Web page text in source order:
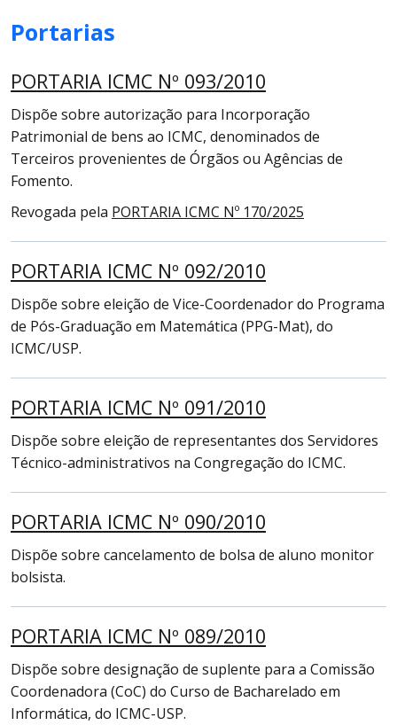
Portarias
PORTARIA ICMC Nº 093/2010
Dispõe sobre autorização para Incorporação
Patrimonial de bens ao ICMC, denominados de
Terceiros provenientes de Órgãos ou Agências de
Fomento.
Revogada pela PORTARIA ICMC Nº 170/2025
PORTARIA ICMC Nº 092/2010
Dispõe sobre eleição de Vice-Coordenador do Programa
de Pós-Graduação em Matemática (PPG-Mat), do
ICMC/USP.
PORTARIA ICMC Nº 091/2010
Dispõe sobre eleição de representantes dos Servidores
Técnico-administrativos na Congregação do ICMC.
PORTARIA ICMC Nº 090/2010
Dispõe sobre cancelamento de bolsa de aluno monitor
bolsista.
PORTARIA ICMC Nº 089/2010
Dispõe sobre designação de suplente para a Comissão
Coordenadora (CoC) do Curso de Bacharelado em
Informática, do ICMC-USP.